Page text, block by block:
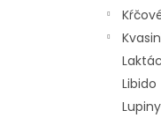
Libido
Lupiny